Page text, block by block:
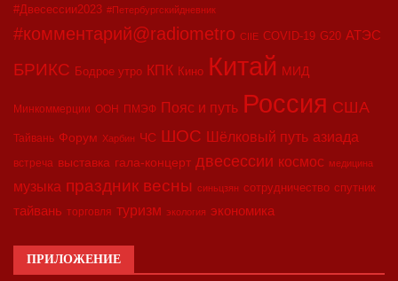
#Двесессии2023 #Петербургскийдневник
#комментарий@radiometro CIIE COVID-19 G20 АТЭС
БРИКС Бодрое утро КПК Кино Китай МИД
Минкоммерции ООН ПМЭФ Пояс и путь Россия США
Тайвань Форум Харбин ЧС ШОС Шёлковый путь азиада
встреча выставка гала-концерт двесессии космос медицина
музыка праздник весны синьцзян сотрудничество спутник
тайвань торговля туризм экология экономика
ПРИЛОЖЕНИЕ